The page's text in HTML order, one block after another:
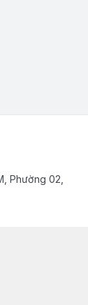
Phường 02,